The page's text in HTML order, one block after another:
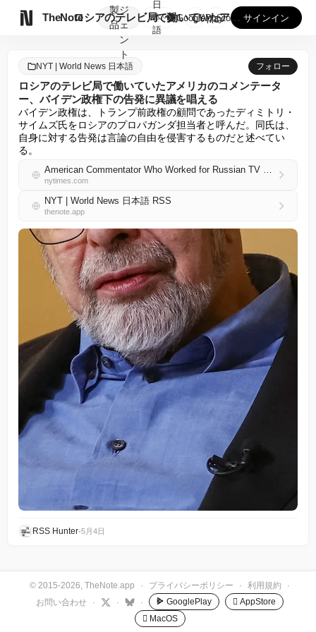
TheNote
製
品
ジ
ェ
ン
ト
ロシアのテレビ局で働いていたアメリカのコメンテーター、バイデ...
日
本
語
GooglePlay
AppStore サインイン
NYT | World News 日本語 フォロー
ロシアのテレビ局で働いていたアメリカのコメンテータ
ー、バイデン政権下の告発に異議を唱える
バイデン政権は、トランプ前政権の顧問であったディミトリ・
サイムズ氏をロシアのプロパガンダ担当者と呼んだ。同氏は、
自身に対する告発は言論の自由を侵害するものだと述べてい
る。
American Commentator Who Worked for Russian TV Challenges Biden-era Charges
nytimes.com
NYT | World News 日本語 RSS
thenote.app
RSS Hunter•5月4日
© 2015-2026, TheNote.app · プライバシーポリシー · 利用規約
·
お問い合わせ
· · · GooglePlay
 AppStore
 MacOS